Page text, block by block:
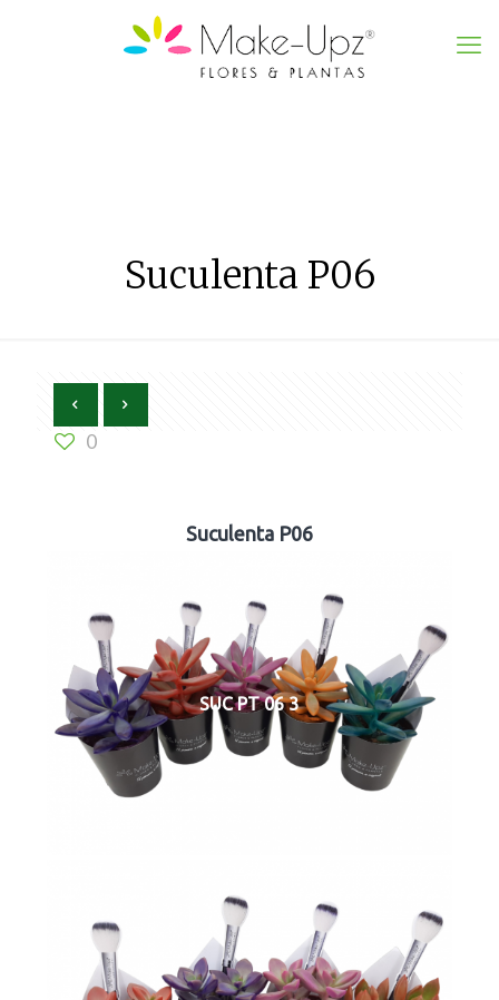
Suculenta P06
0
Suculenta P06
SUC PT 06 3